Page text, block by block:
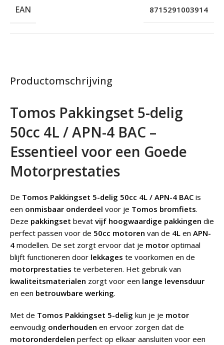
Productomschrijving
Tomos Pakkingset 5-delig
50cc 4L / APN-4 BAC –
Essentieel voor een Goede
Motorprestaties
De Tomos Pakkingset 5-delig 50cc 4L / APN-4 BAC is
een onmisbaar onderdeel voor je Tomos bromfiets.
Deze pakkingset bevat vijf hoogwaardige pakkingen die
perfect passen voor de 50cc motoren van de 4L en APN-
4 modellen. De set zorgt ervoor dat je motor optimaal
blijft functioneren door lekkages te voorkomen en de
motorprestaties te verbeteren. Het gebruik van
kwaliteitsmaterialen zorgt voor een lange levensduur
en een betrouwbare werking.
Met de Tomos Pakkingset 5-delig kun je je motor
eenvoudig onderhouden en ervoor zorgen dat de
motoronderdelen perfect op elkaar aansluiten voor een
EAN 8715291003914